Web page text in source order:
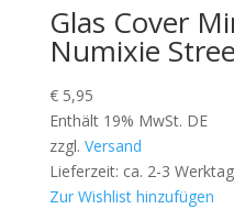
Glas Cover
Numixie
€5,95
Enthält 19% MwSt. DE
zzgl. Versand
Lieferzeit: ca. 2-3
Zur Wishlist hinzufügen